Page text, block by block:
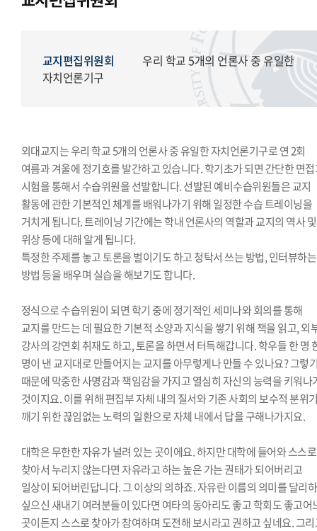
국제학생회
세계민속문화축전준비위원회
교지편집위원회
우리 학교 5개의 언론사 중 유일한
자치언론기구
외대교지는 우리 학교 5개의 언론사 중 유일한 자치언론기구로 연 2회
여름과 겨울에 정기호를 발간하고 있습니다. 학기초가 되면 간단한 면
시험을 통해서 수습위원을 선발합니다. 선발된 예비수습위원들은 교지
활동에 관한 기본적인 체계를 배워나가기 위해 일정한 수습 트레이닝을
거치게 됩니다. 트레이닝 기간에는 학내 언론사의 역할과 교지의 역사 및
위상 등에 대해 알게 됩니다.
특정한 주제를 놓고 토론을 벌이기도 하고 청탁서 쓰는 방법, 인터뷰하는
방법 등을 배우며 실습을 해보기도 합니다.
정식으로 수습위원이 되면 학기 중에 정기적인 세미나와 회의를 통해
교지를 만드는 데 필요한 기본적 소양과 지식을 쌓기 위해 책을 읽고, 외
강사의 강연회 취재도 하고, 토론을 하면서 터득해갑니다. 학우들 한 명
명이 낸 교지대로 만들어지는 교지를 아무렇게나 만들 수 있나요? 그렇
때문에 막중한 사명감과 책임감을 가지고 열심히 자신의 능력을 키워나
것이지요. 이를 위해 편집부 자체 내의 질서와 기존 사회의 보수적 분위
깨기 위한 끊임없는 노력의 일환으로 자체 내에서 답을 구해나가지요.
대학은 무한한 자유가 널려 있는 곳이에요. 하지만 대학에 들어와 스스로
찾아서 누리지 않는다면 자유라고 하는 높은 가는 권태가 되어버리고
일상이 되어버린답니다. 그 이상의 의하죠. 자유란 이름의 의미를 달리
싶으신 새내기 여러분들이 있다면 여타의 동아리도 좋고 학회도 좋고어
곳이든지 스스로 찾아가 참여하며 도전해 보시라고 권하고 싶네요. 그